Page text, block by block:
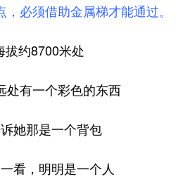
必须借助金属梯才能通过。
拔约8700米处
处有一个彩色的东西
她那是一个背包
看，明明是一个人